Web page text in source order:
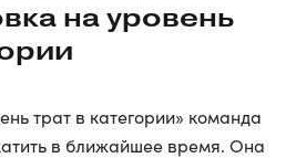
на уровень
трат в категории» команда
в ближайшее время. Она